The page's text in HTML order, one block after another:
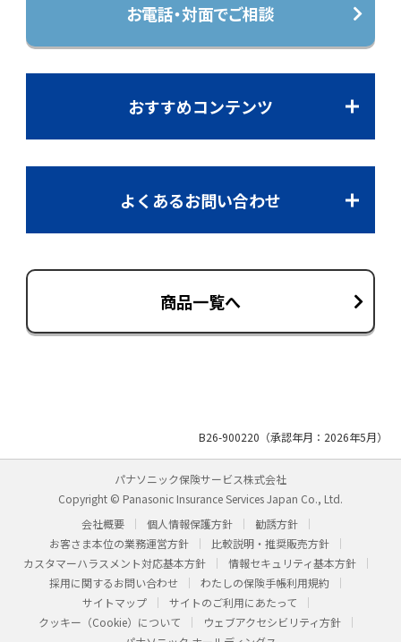
お電話・対面でご相談
おすすめコンテンツ
よくあるお問い合わせ
商品一覧へ
B26-900220（承認年月：2026年5月）
パナソニック保険サービス株式会社
Copyright © Panasonic Insurance Services Japan Co., Ltd.
会社概要
個人情報保護方針
勧誘方針
お客さま本位の業務運営方針
比較説明・推奨販売方針
カスタマーハラスメント対応基本方針
情報セキュリティ基本方針
採用に関するお問い合わせ
わたしの保険手帳利用規約
サイトマップ
サイトのご利用にあたって
クッキー（Cookie）について
ウェブアクセシビリティ方針